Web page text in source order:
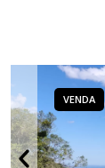
VENDA